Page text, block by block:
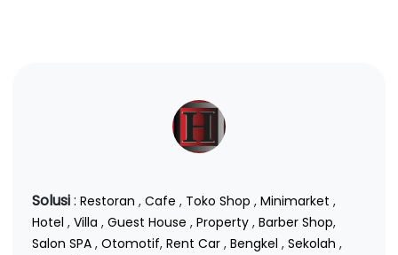
Solusi: Restoran , Cafe , Toko Shop , Minimarket ,
Hotel , Villa , Guest House , Property , Barber Shop,
Salon SPA , Otomotif, Rent Car , Bengkel , Sekolah ,